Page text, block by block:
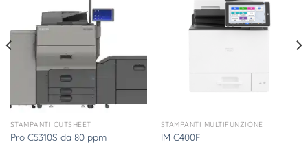
STAMPANTI CUTSHEET
Pro C5310S da 80 ppm
STAMPANTI MULTIFUNZIONE
IM C400F